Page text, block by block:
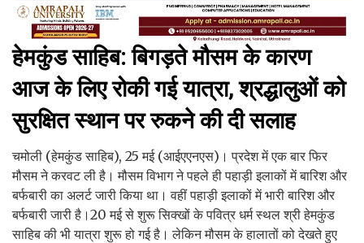
हेमकुंड साहिब: बिगड़ते मौसम के कारण
आज के लिए रोकी गई यात्रा, श्रद्धालुओं को
सुरक्षित स्थान पर रुकने की दी सलाह
चमोली (हेमकुंड साहिब), 25 मई (आईएएनएस)। प्रदेश में एक बार फिर
मौसम ने करवट ली है। मौसम विभाग ने पहले ही पहाड़ी इलाकों में बारिश और
बर्फबारी का अलर्ट जारी किया था। वहीं पहाड़ी इलाकों में भारी बारिश और
बर्फबारी जारी है।20 मई से शुरू सिक्खों के पवित्र धर्म स्थल श्री हेमकुंड
साहिब की भी यात्रा शुरू हो गई है। लेकिन मौसम के हालातों को देखते हुए